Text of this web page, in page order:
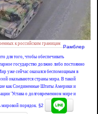
к российским границам
Рамблер
для того, чтобы обеспечивать
государство должно либо постоянно
уже сейчас оказался беспомощным в
оказываются страны мира. В такой
как Соединенные Штаты Америки и
'Устава о долговременном мире и
мировой порядок. §2